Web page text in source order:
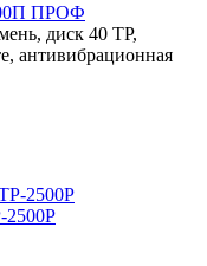
ПРОФ
диск 40 ТР,
антивибрационная
2500Р